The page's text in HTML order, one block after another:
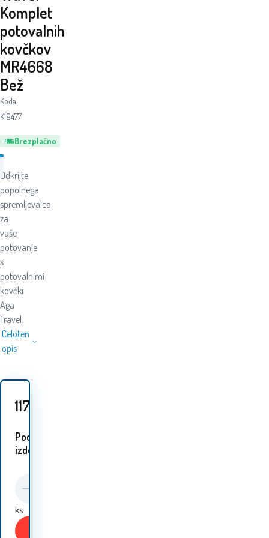
Brezplačno
Komplet
potovalnih
kovčkov
MR4668
Bež
Koda:
K19477
Odkrijte
popolnega
spremljevalca
za
vaše
potovanje
s
potovalnimi
kovčki
Aga
Travel.
Celoten
opis
117.60
Podobni
izdelki:
ks